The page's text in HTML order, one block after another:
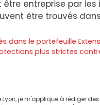
entreprise par
être trouvés dans
dans le portefeuille
plus strictes
Lyon, je m'applique à rédiger